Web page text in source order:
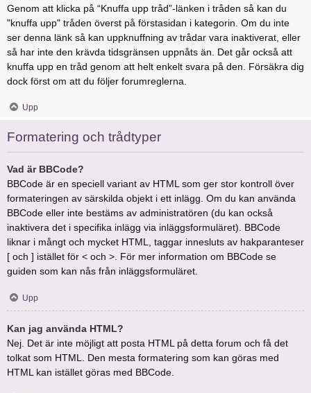
Genom att klicka på “Knuffa upp tråd”-länken i tråden så kan du
"knuffa upp" tråden överst på förstasidan i kategorin. Om du inte
ser denna länk så kan uppknuffning av trådar vara inaktiverat, eller
så har inte den krävda tidsgränsen uppnåts än. Det går också att
knuffa upp en tråd genom att helt enkelt svara på den. Försäkra dig
dock först om att du följer forumreglerna.
Upp
Formatering och trådtyper
Vad är BBCode?
BBCode är en speciell variant av HTML som ger stor kontroll över
formateringen av särskilda objekt i ett inlägg. Om du kan använda
BBCode eller inte bestäms av administratören (du kan också
inaktivera det i specifika inlägg via inläggsformuläret). BBCode
liknar i mångt och mycket HTML, taggar innesluts av hakparanteser
[ och ] istället för < och >. För mer information om BBCode se
guiden som kan nås från inläggsformuläret.
Upp
Kan jag använda HTML?
Nej. Det är inte möjligt att posta HTML på detta forum och få det
tolkat som HTML. Den mesta formatering som kan göras med
HTML kan istället göras med BBCode.